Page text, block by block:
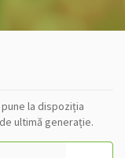
pune la dispoziția
ultimă generație.